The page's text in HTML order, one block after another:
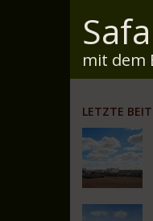
mit dem
LETZTE